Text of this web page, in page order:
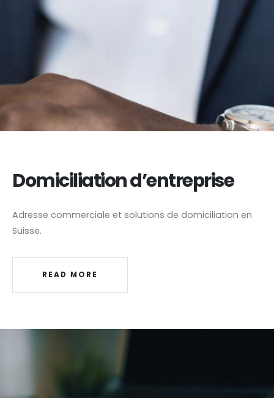
Domiciliation d’entreprise
Adresse commerciale et solutions de domiciliation en
Suisse.
READ MORE